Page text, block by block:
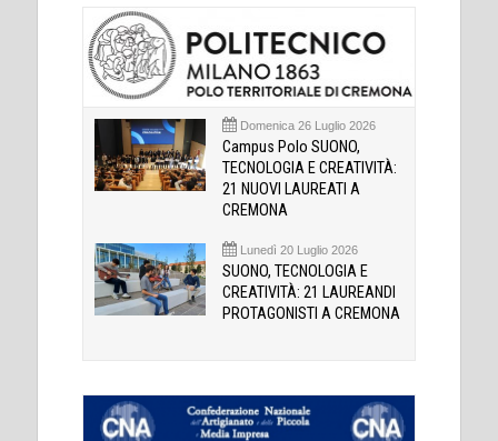
Domenica 26 Luglio 2026
Campus Polo SUONO,
TECNOLOGIA E CREATIVITÀ:
21 NUOVI LAUREATI A
CREMONA
Lunedì 20 Luglio 2026
SUONO, TECNOLOGIA E
CREATIVITÀ: 21 LAUREANDI
PROTAGONISTI A CREMONA